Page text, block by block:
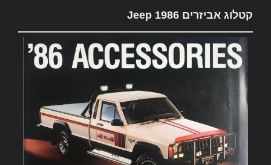
קטלוג אביזרים Jeep 1986